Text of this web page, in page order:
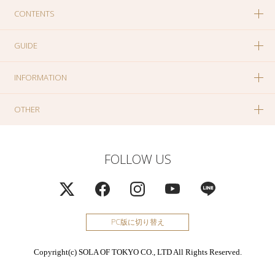
CONTENTS
GUIDE
INFORMATION
OTHER
FOLLOW US
PC版に切り替え
Copyright(c) SOLA OF TOKYO CO., LTD All Rights Reserved.